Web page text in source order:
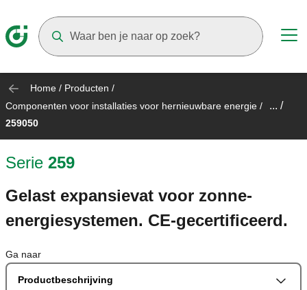
Home / Producten /
Componenten voor installaties voor hernieuwbare energie / ... /
259050
Serie 259
Gelast expansievat voor zonne-
energiesystemen. CE-gecertificeerd.
Ga naar
Productbeschrijving